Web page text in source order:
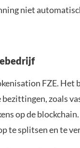
niet
FZE. Het
zoals
op de
te splitsen en te